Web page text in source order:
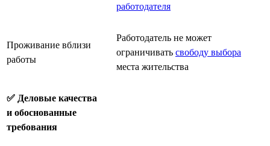
работодателя
Проживание вблизи
работы
Работодатель не может
ограничивать свободу выбора
места жительства
✅ Деловые качества
и обоснованные
требования